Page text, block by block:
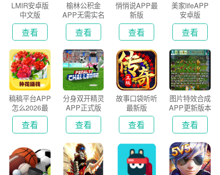
LMIR安卓版
中文版
查看
榆林公积金
APP无需实名
认证版
查看
悄悄说APP最
新版
查看
美家lifeAPP
安卓版
查看
稿稿平台APP
怎么2026最
新版
查看
分身双开精灵
APP正式版
查看
故事口袋听听
最新版
查看
图片特效合成
APP更新版本
2026
查看